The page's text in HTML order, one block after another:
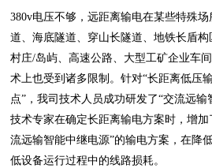
380v电压不够，远距离输电在某些特殊
道、海底隧道、穿山长隧道、地铁长盾
村庄/岛屿、高速公路、大型工矿企业车
术上也受到诸多限制。针对“长距离低压
点”，我司技术人员成功研发了“交流远
技术专家在确定长距离输电方案时，增
流远输智能中继电源”的输电方案，在降
低设备运行过程中的线路损耗。